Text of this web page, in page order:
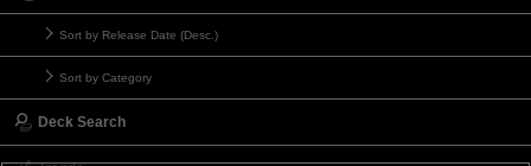
Sort by Release Date (Desc.)
Sort by Category
Deck Search